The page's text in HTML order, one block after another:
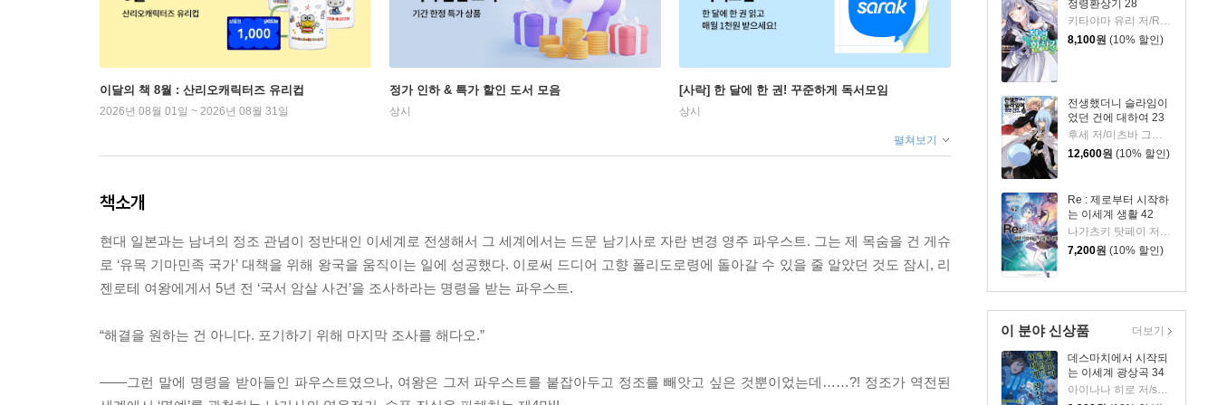
정령환상기 28
키타야마 유리 저/Riv 그림/이소정 역
8,100원 (10% 할인)
전생했더니 슬라임이
었던 건에 대하여 23
12,600원 (10% 할인)
Re : 제로부터 시작하
는 이세계 생활 42
나가츠키 탓페이 저/오츠카 신이치로 그림
7,200원 (10% 할인)
이 분야 신상품
데스마치에서 시작되
는 이세계 광상곡 34
아이나나 히로 저/shri,나가하마 메구미 그림/박경용 역
더보기
이달의 책 8월 : 산리오캐릭터즈 유리컵
2026년 08월 01일 ~ 2026년 08월 31일
정가 인하 & 특가 할인 도서 모음
상시
[사락] 한 달에 한 권! 꾸준하게 독서모임
상시
펼쳐보기
책소개
현대 일본과는 남녀의 정조 관념이 정반대인 이세계로 전생해서 그 세계에서는 드문 남기사로 자란 변경 영주 파우스트. 그는 제 목숨을 건 게슈
로 ‘유목 기마민족 국가’ 대책을 위해 왕국을 움직이는 일에 성공했다. 이로써 드디어 고향 폴리도로령에 돌아갈 수 있을 줄 알았던 것도 잠시, 리
젠로테 여왕에게서 5년 전 ‘국서 암살 사건’을 조사하라는 명령을 받는 파우스트.
“해결을 원하는 건 아니다. 포기하기 위해 마지막 조사를 해다오.”
――그런 말에 명령을 받아들인 파우스트였으나, 여왕은 그저 파우스트를 붙잡아두고 정조를 빼앗고 싶은 것뿐이었는데……?! 정조가 역전된